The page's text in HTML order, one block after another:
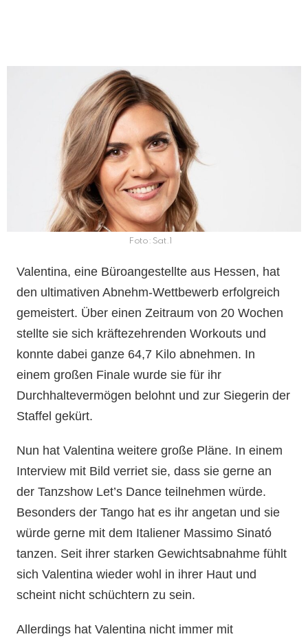
Foto: Sat.1
Valentina, eine Büroangestellte aus Hessen, hat
den ultimativen Abnehm-Wettbewerb erfolgreich
gemeistert. Über einen Zeitraum von 20 Wochen
stellte sie sich kräftezehrenden Workouts und
konnte dabei ganze 64,7 Kilo abnehmen. In
einem großen Finale wurde sie für ihr
Durchhaltevermögen belohnt und zur Siegerin der
Staffel gekürt.
Nun hat Valentina weitere große Pläne. In einem
Interview mit Bild verriet sie, dass sie gerne an
der Tanzshow Let’s Dance teilnehmen würde.
Besonders der Tango hat es ihr angetan und sie
würde gerne mit dem Italiener Massimo Sinató
tanzen. Seit ihrer starken Gewichtsabnahme fühlt
sich Valentina wieder wohl in ihrer Haut und
scheint nicht schüchtern zu sein.
Allerdings hat Valentina nicht immer mit